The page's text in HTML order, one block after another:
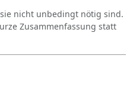
nicht unbedingt nötig sind.
Zusammenfassung statt